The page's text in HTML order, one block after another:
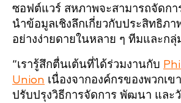
ซอฟต์แวร์ สหภาพจะสามารถจัดกา
นำข้อมูลเชิงลึกเกี่ยวกับประสิทธิภ
อย่างง่ายดายในหลาย ๆ ทีมและกลุ่
“เรารู้สึกตื่นเต้นที่ได้ร่วมงานกับ
Union เนื่องจากองค์กรของพวกเข
ปรับปรุงวิธีการจัดการ พัฒนา และ